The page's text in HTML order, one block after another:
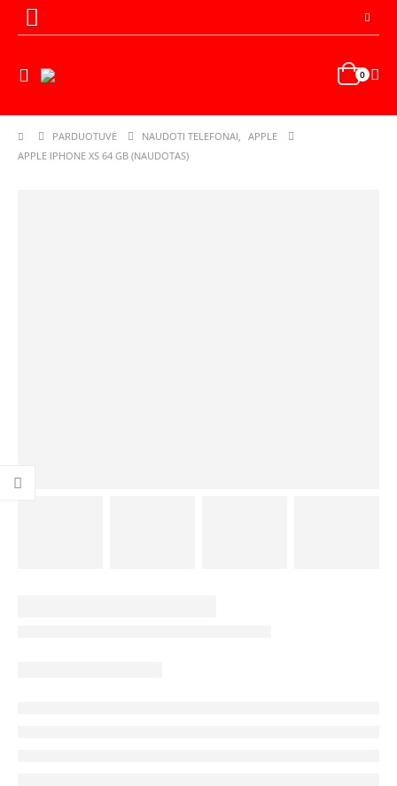
0
PARDUOTUVĖ NAUDOTI TELEFONAI,
APPLE
APPLE IPHONE XS 64 GB (NAUDOTAS)